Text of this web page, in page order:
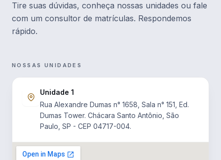
Tire suas dúvidas, conheça nossas unidades ou fale
com um consultor de matrículas. Respondemos
rápido.
NOSSAS UNIDADES
Unidade 1
Rua Alexandre Dumas n° 1658, Sala n° 151, Ed.
Dumas Tower. Chácara Santo Antônio, São
Paulo, SP - CEP 04717-004.